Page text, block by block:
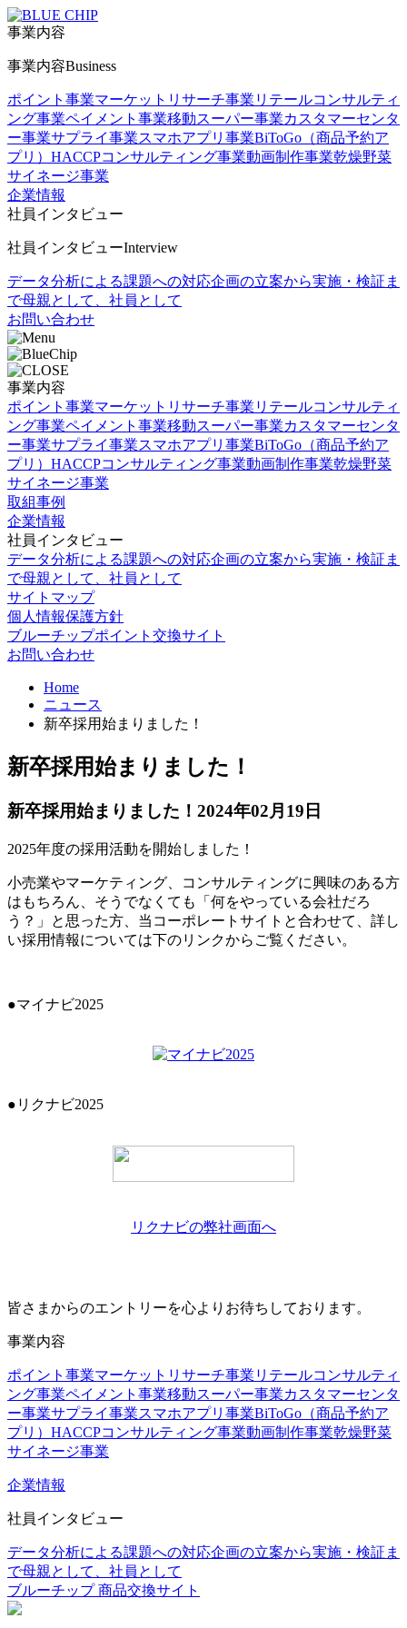
事業内容
事業内容Business
ポイント事業マーケットリサーチ事業 リテールコンサルティ
ング事業ペイメント事業移動スーパー事業カスタマーセンタ
ー事業サプライ事業スマホアプリ事業BiToGo（商品予約ア
プリ） HACCPコンサルティング事業動画制作事業乾燥野菜
サイネージ事業
企業情報
社員インタビュー
社員インタビューInterview
データ分析による課題への対応企画の立案から実施・検証ま
で母親として、社員として
お問い合わせ
事業内容
ポイント事業マーケットリサーチ事業 リテールコンサルティ
ング事業ペイメント事業移動スーパー事業カスタマーセンタ
ー事業サプライ事業スマホアプリ事業BiToGo（商品予約ア
プリ） HACCPコンサルティング事業動画制作事業乾燥野菜
サイネージ事業
取組事例
企業情報
社員インタビュー
データ分析による課題への対応企画の立案から実施・検証ま
で母親として、社員として
サイトマップ
個人情報保護方針
ブルーチップポイント交換サイト
お問い合わせ
Home
ニュース
新卒採用始まりました！
新卒採用始まりました！
新卒採用始まりました！ 2024年02月19日
2025年度の採用活動を開始しました！
小売業やマーケティング、コンサルティングに興味のある方
はもちろん、そうでなくても「何をやっている会社だろ
う？」と思った方、当コーポレートサイトと合わせて、詳し
い採用情報については下のリンクからご覧ください。
●マイナビ2025
●リクナビ2025
リクナビの弊社画面へ
皆さまからのエントリーを心よりお待ちしております。
事業内容
ポイント事業マーケットリサーチ事業 リテールコンサルティ
ング事業ペイメント事業移動スーパー事業カスタマーセンタ
ー事業サプライ事業スマホアプリ事業BiToGo（商品予約ア
プリ） HACCPコンサルティング事業動画制作事業乾燥野菜
サイネージ事業
企業情報
社員インタビュー
データ分析による課題への対応企画の立案から実施・検証ま
で母親として、社員として
ブルーチップ 商品交換サイト